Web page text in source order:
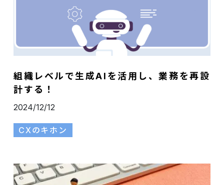
組織レベルで生成AIを活用し、業務を再設
計する！
2024/12/12
CXのキホン